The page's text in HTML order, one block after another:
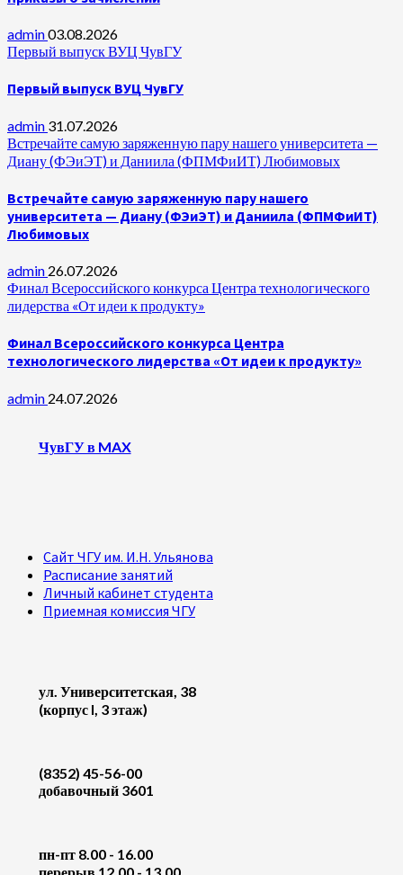
admin03.08.2026
Первый выпуск ВУЦ ЧувГУ
Первый выпуск ВУЦ ЧувГУ
admin 31.07.2026
Встречайте самую заряженную пару нашего университета —
Диану (ФЭиЭТ) и Даниила (ФПМФиИТ) Любимовых
Встречайте самую заряженную пару нашего
университета — Диану (ФЭиЭТ) и Даниила (ФПМФиИТ)
Любимовых
admin 26.07.2026
Финал Всероссийского конкурса Центра технологического
лидерства «От идеи к продукту»
Финал Всероссийского конкурса Центра
технологического лидерства «От идеи к продукту»
admin 24.07.2026
ЧувГУ в MAX
Сайт ЧГУ им. И.Н. Ульянова
Расписание занятий
Личный кабинет студента
Приемная комиссия ЧГУ
ул. Университетская, 38
(корпус I, 3 этаж)
(8352) 45-56-00
добавочный 3601
пн-пт 8.00 - 16.00
перерыв 12.00 - 13.00